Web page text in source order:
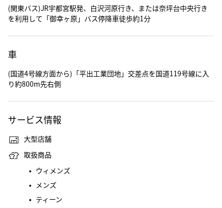
(関東バス)JR宇都宮駅発、白沢河原行き、または奈坪台中央行き
を利用して「御幸ヶ原」バス停降車徒歩約1分
車
(国道4号線方面から)「平出工業団地」交差点を国道119号線に入
り約800m先右側
サービス情報
大型店舗
取扱商品
ウィメンズ
メンズ
ティーン